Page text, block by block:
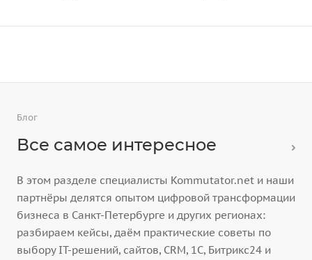
Блог
Все самое интересное
В этом разделе специалисты Kommutator.net и наши
партнёры делятся опытом цифровой трансформации
бизнеса в Санкт-Петербурге и других регионах:
разбираем кейсы, даём практические советы по
выбору IT-решений, сайтов, CRM, 1С, Битрикс24 и